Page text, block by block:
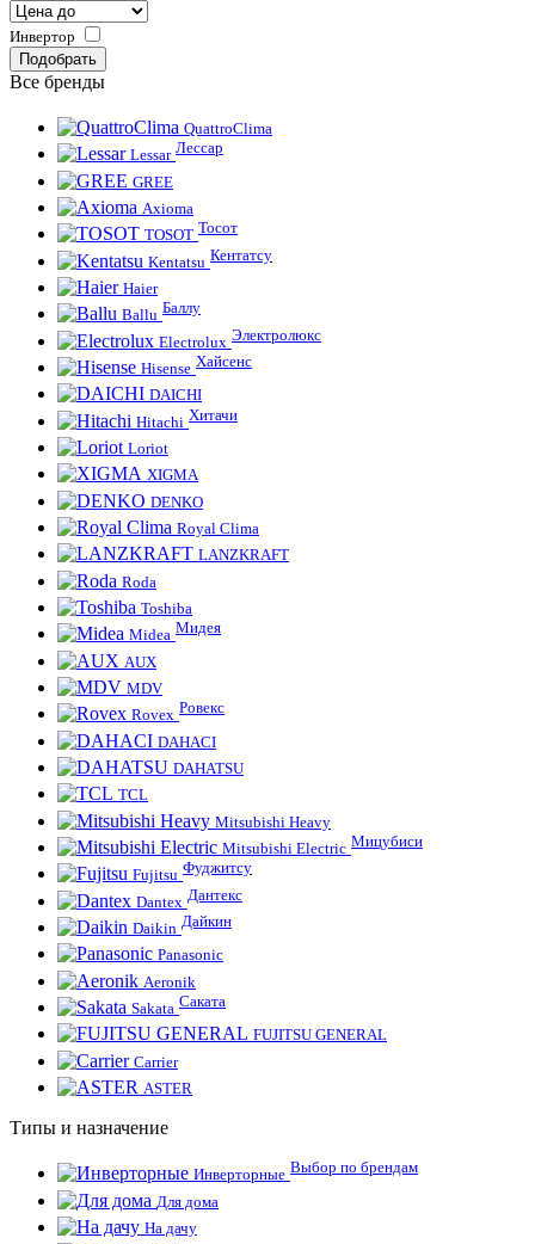
Инвертор
Все бренды
QuattroClima
Lessar Лессар
GREE
Axioma
TOSOT Тосот
Kentatsu Кентатсу
Haier
Ballu Баллу
Electrolux Электролюкс
Hisense Хайсенс
DAICHI
Hitachi Хитачи
Loriot
XIGMA
DENKO
Royal Clima
LANZKRAFT
Roda
Toshiba
Midea Мидея
AUX
MDV
Rovex Ровекс
DAHACI
DAHATSU
TCL
Mitsubishi Heavy
Mitsubishi Electric Мицубиси
Fujitsu Фуджитсу
Dantex Дантекс
Daikin Дайкин
Panasonic
Aeronik
Sakata Саката
FUJITSU GENERAL
Carrier
ASTER
Типы и назначение
Инверторные Выбор по брендам
Для дома
На дачу